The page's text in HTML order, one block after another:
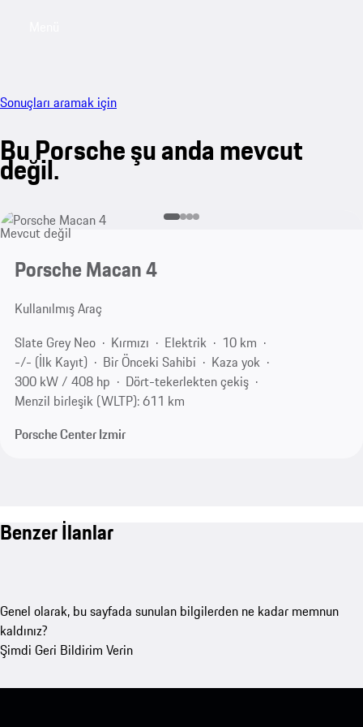
Sonuçları aramak için
Bu Porsche şu anda mevcut
değil.
Mevcut değil
Porsche Macan 4
Kullanılmış Araç
Slate Grey Neo
Kırmızı Elektrik
10 km
-/- (İlk Kayıt)
Bir Önceki Sahibi
Kaza yok
300 kW / 408 hp
Dört-tekerlekten çekiş
Menzil birleşik (WLTP): 611 km
Porsche Center Izmir
Benzer İlanlar
Genel olarak, bu sayfada sunulan bilgilerden ne kadar memnun
kaldınız?
Şimdi Geri Bildirim Verin